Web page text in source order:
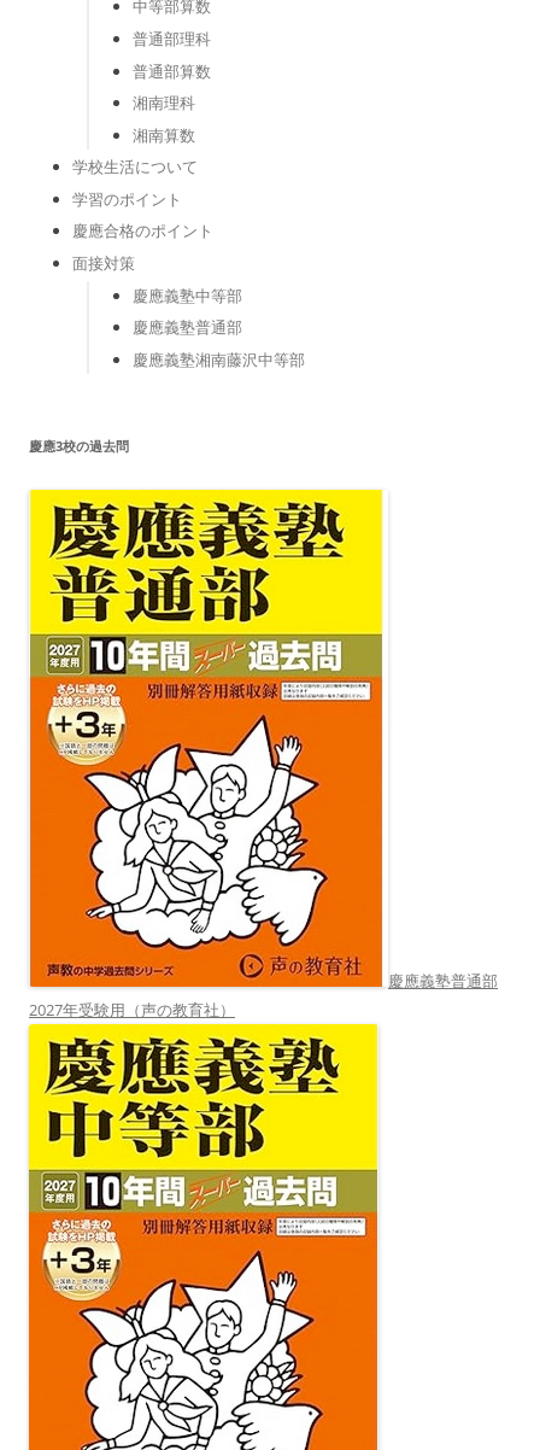
中等部算数
普通部理科
普通部算数
湘南理科
湘南算数
学校生活について
学習のポイント
慶應合格のポイント
面接対策
慶應義塾中等部
慶應義塾普通部
慶應義塾湘南藤沢中等部
慶應3校の過去問
慶應義塾普通部
2027年受験用（声の教育社）